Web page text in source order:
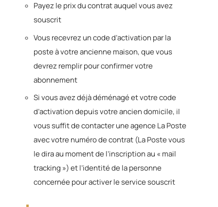
Payez le prix du contrat auquel vous avez
souscrit
Vous recevrez un code d’activation par la
poste à votre ancienne maison, que vous
devrez remplir pour confirmer votre
abonnement
Si vous avez déjà déménagé et votre code
d’activation depuis votre ancien domicile, il
vous suffit de contacter une agence La Poste
avec votre numéro de contrat (La Poste vous
le dira au moment de l’inscription au « mail
tracking ») et l’identité de la personne
concernée pour activer le service souscrit